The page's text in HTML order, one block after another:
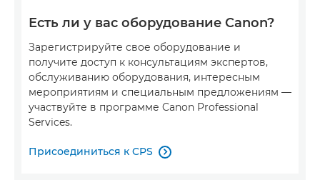
Есть ли у вас оборудование Canon?
Зарегистрируйте свое оборудование и
получите доступ к консультациям экспертов,
обслуживанию оборудования, интересным
мероприятиям и специальным предложениям —
участвуйте в программе Canon Professional
Services.
Присоединиться к CPS 